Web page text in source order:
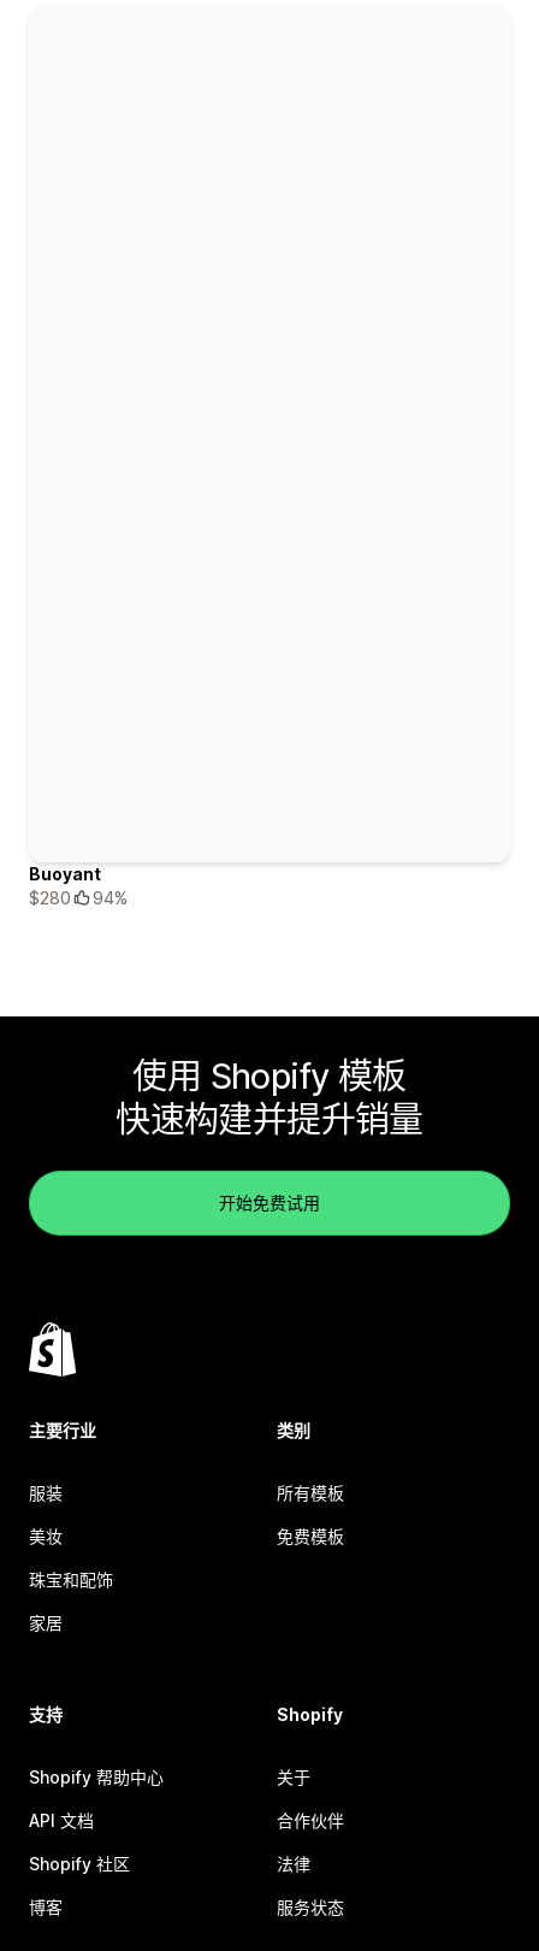
Buoyant
$280
94%
使用 Shopify 模板
快速构建并提升销量
开始免费试用
主要行业
服装
美妆
珠宝和配饰
家居
类别
所有模板
免费模板
支持
Shopify 帮助中心
API 文档
Shopify 社区
博客
Shopify
关于
合作伙伴
法律
服务状态